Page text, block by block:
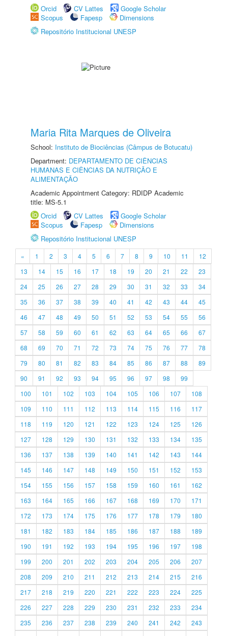
Orcid
CV Lattes
Google Scholar
Scopus
Fapesp
Dimensions
Repositório Institucional UNESP
Maria Rita Marques de Oliveira
School: Instituto de Biociências (Câmpus de Botucatu)
Department: DEPARTAMENTO DE CIÊNCIAS
HUMANAS E CIÊNCIAS DA NUTRIÇÃO E
ALIMENTAÇÃO
Academic Appointment Category: RDIDP Academic
title: MS-5.1
Orcid
CV Lattes
Google Scholar
Scopus
Fapesp
Dimensions
Repositório Institucional UNESP
« 1 2 3 4 5 6 7 8 9 10 11
12
13
14 15 16 17 18 19 20 21 22
23
24
25 26 27 28 29 30 31 32 33
34
35
36 37 38 39 40 41 42 43 44
45
46
47 48 49 50 51 52 53 54 55
56
57
58 59 60 61 62 63 64 65 66
67
68
69 70 71 72 73 74 75 76 77
78
79
80 81 82 83 84 85 86 87 88
89
90
91 92 93 94 95 96 97 98
99
100
101 102 103 104 105 106 107
108
109
110 111 112 113 114 115 116
117
118
119 120 121 122 123 124 125
126
127
128 129 130 131 132 133 134
135
136
137 138 139 140 141 142 143
144
145
146 147 148 149 150 151 152
153
154
155 156 157 158 159 160 161
162
163
164 165 166 167 168 169 170
171
172
173 174 175 176 177 178 179
180
181
182 183 184 185 186 187 188
189
190
191 192 193 194 195 196 197
198
199
200 201 202 203 204 205 206
207
208
209 210 211 212 213 214 215
216
217
218 219 220 221 222 223 224
225
226
227 228 229 230 231 232 233
234
235
236 237 238 239 240 241 242
243